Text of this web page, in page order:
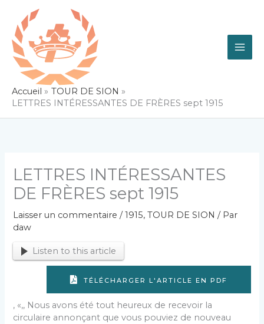
contenu
Accueil
TOUR DE SION
LETTRES INTÉRESSANTES DE FRÈRES sept 1915
LETTRES INTÉRESSANTES
DE FRÈRES sept 1915
Laisser un commentaire /1915,TOUR DE SION / Par
daw
Listen to this article
TÉLÉCHARGER L'ARTICLE EN PDF
, «,, Nous avons été tout heureux de recevoir la
circulaire annonçant que vous pouviez de nouveau